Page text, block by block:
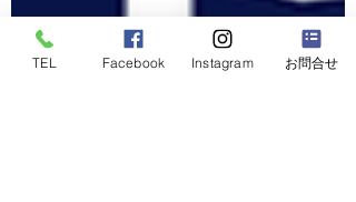
TEL Facebook Instagram お問合せ